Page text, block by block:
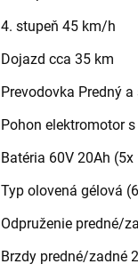
4. stupeň 45 km/h
Dojazd cca 35 km
Prevodovka Predný
Pohon elektromotor
Batéria 60V 20Ah
Typ olovená gélová
Odpruženie predné/
Brzdy predné/zadné